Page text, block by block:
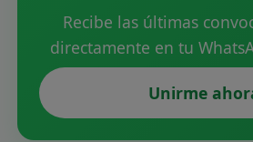
Recibe las últimas
directamente en tu
Unirme